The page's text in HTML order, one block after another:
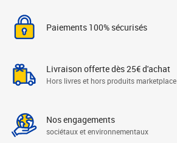
Paiements 100% sécurisés
Livraison offerte dès 25€ d'achat
Hors livres et hors produits marketplace
Nos engagements
sociétaux et environnementaux